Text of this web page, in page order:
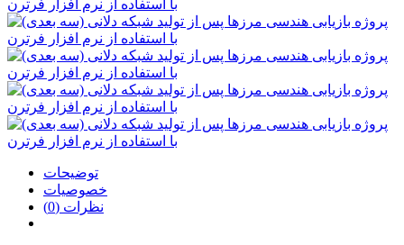
توضیحات
خصوصیات
نظرات (0)